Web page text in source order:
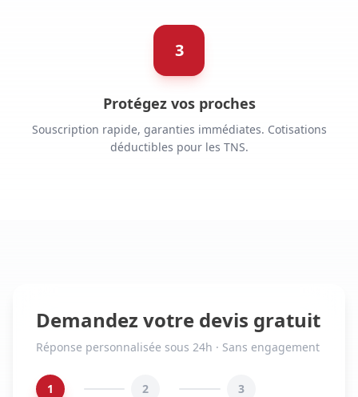
3
Protégez vos proches
Souscription rapide, garanties immédiates. Cotisations
déductibles pour les TNS.
Demandez votre devis gratuit
Réponse personnalisée sous 24h · Sans engagement
1 2 3